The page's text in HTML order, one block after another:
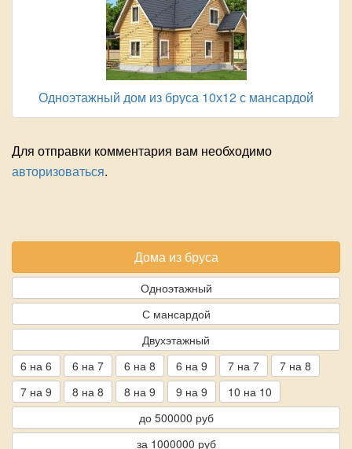
Одноэтажный дом из бруса 10х12 с мансардой
Для отправки комментария вам необходимо
авторизоваться.
Дома из бруса
Одноэтажный
С мансардой
Двухэтажный
6 на 6
6 на 7 6 на 8 6 на 9 7 на 7
7 на 8
7 на 9
8 на 8 8 на 9 9 на 9
10 на 10
до 500000 руб
за 1000000 руб